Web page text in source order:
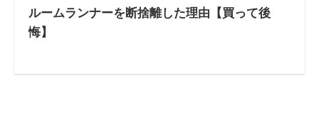
ルームランナーを断捨離した理由【買って後
悔】